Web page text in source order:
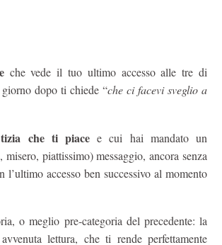
che vede il tuo ultimo accesso alle tre di
dopo ti chiede “che ci facevi sveglio a
che ti piace e cui hai mandato un
misero, piattissimo) messaggio, ancora senza
l’ultimo accesso ben successivo al momento
o meglio pre-categoria del precedente: la
lettura, che ti rende perfettamente